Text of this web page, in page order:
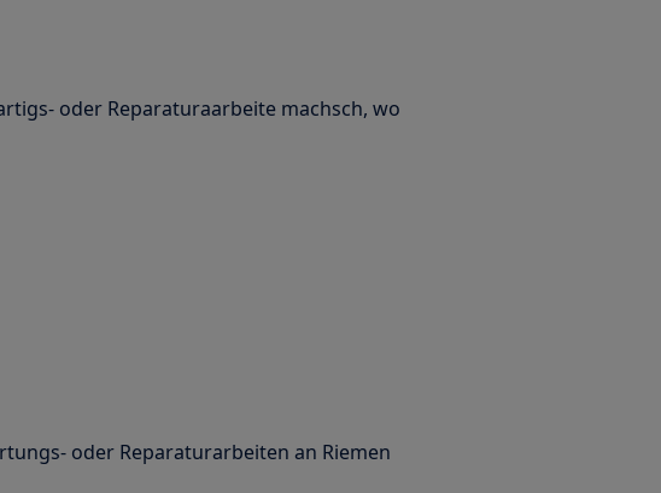
oder Reparaturaarbeite machsch, wo
oder Reparaturarbeiten an Riemen